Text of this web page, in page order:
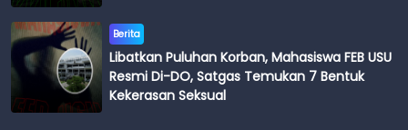
Berita
Libatkan Puluhan Korban, Mahasiswa FEB USU
Resmi Di-DO, Satgas Temukan 7 Bentuk
Kekerasan Seksual